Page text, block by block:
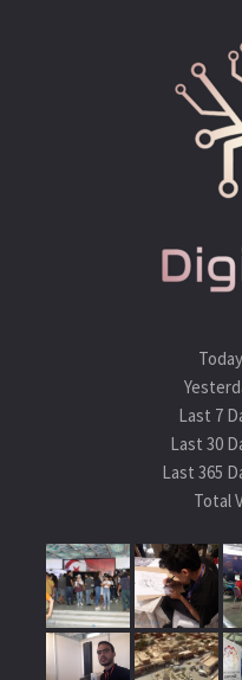
Film 19 : Les tournesols
Saison 25 (2015 –
contient une
l’organisation des
785, 786 : Apparition de
787, 788 :
(Histoire principale)
792,793 : Nouvelles
hommes en noir avec
808, 809 : Enquête de Heiji.
810, 811, 812 :
personnages comme
Last 7
Last 30
Last 365
Total